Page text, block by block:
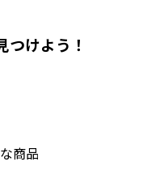
けよう！
商品